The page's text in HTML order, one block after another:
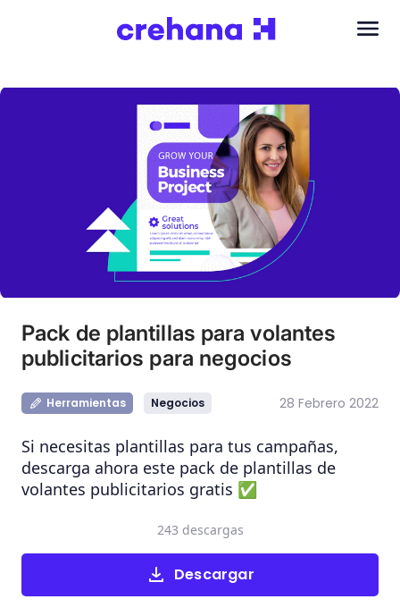
Pack de plantillas para volantes
publicitarios para negocios
Herramientas Negocios 28 Febrero 2022
Si necesitas plantillas para tus campañas,
descarga ahora este pack de plantillas de
volantes publicitarios gratis ✅
Descargar
243 descargas